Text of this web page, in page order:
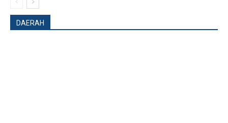
My account
DAERAH